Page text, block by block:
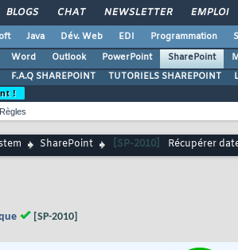
BLOGS CHAT NEWSLETTER EMPLOI
Java Dév. Web EDI Programmation
Word Outlook PowerPoint SharePoint
F.A.Q SHAREPOINT TUTORIELS SHAREPOINT
!
Règles
SharePoint [SP-2010] Récupérer
[SP-2010]